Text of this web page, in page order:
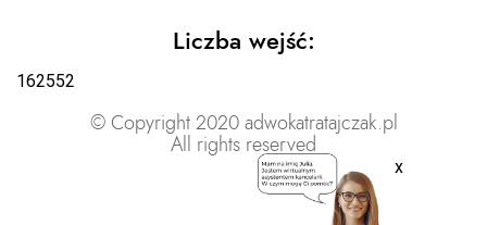
x
Liczba wejść:
162552
© Copyright 2020 adwokatratajczak.pl
All rights reserved